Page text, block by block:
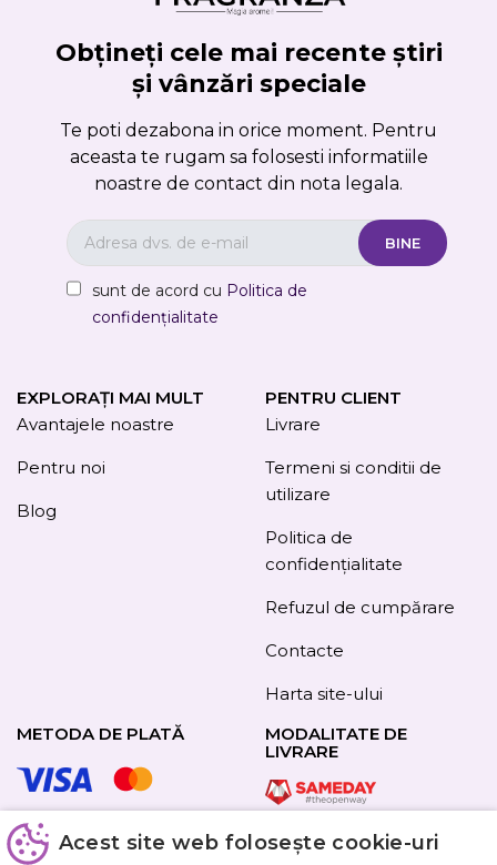
Obțineți cele mai recente știri
și vânzări speciale
Te poti dezabona in orice moment. Pentru
aceasta te rugam sa folosesti informatiile
noastre de contact din nota legala.
sunt de acord cu Politica de
confidențialitate
EXPLORAȚI MAI MULT
Avantajele noastre
Pentru noi
Blog
PENTRU CLIENT
Livrare
Termeni si conditii de
utilizare
Politica de
confidențialitate
Refuzul de cumpărare
Contacte
Harta site-ului
METODA DE PLATĂ
URMAȚI-NE
MODALITATE DE
LIVRARE
Acest site web folosește cookie-uri